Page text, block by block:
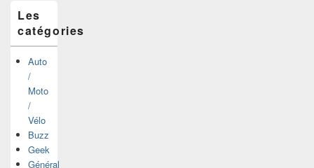
Les
catégories
Auto
/
Moto
/
Vélo
Buzz
Geek
Général